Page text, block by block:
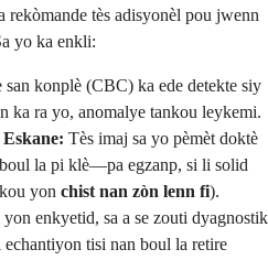
rekòmande tès adisyonèl pou jwenn
yo ka enkli:
san konplè (CBC) ka ede detekte siy
ka ra yo, anomalye tankou leykemi.
Tès imaj sa yo pèmèt doktè
la pi klè—pa egzanp, si li solid
yon chist nan zòn lenn fi).
yon enkyetid, sa a se zouti dyagnostik
tisi nan boul la retire